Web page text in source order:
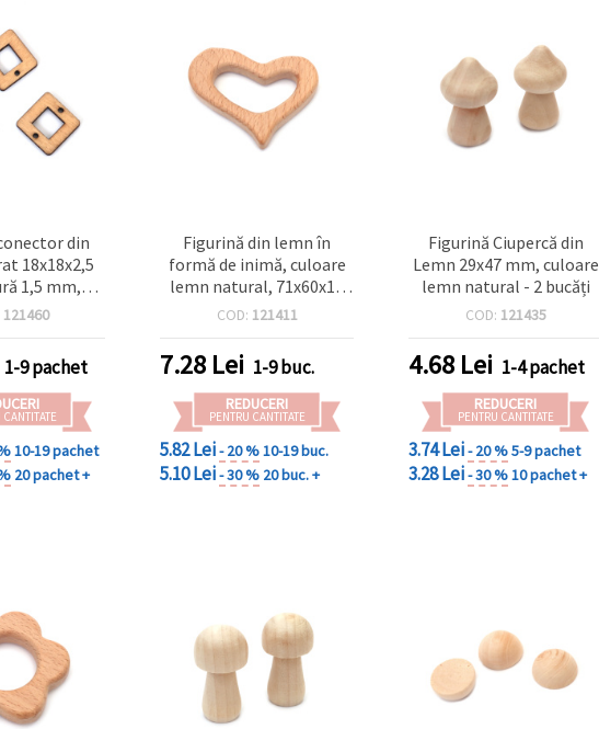
din
18x18x2,5
1,5 mm,
natural – 10
121460
1-9 pachet
CANTITATE
10-19 pachet
20 pachet +
Figurină din lemn în
formă de inimă, culoare
lemn natural, 71x60x10
mm
COD: 121411
7.28 Lei 1-9 buc.
REDUCERI
PENTRU CANTITATE
5.82 Lei- 20 %10-19 buc.
5.10 Lei- 30 % 20 buc. +
Figurină Ciupercă din
Lemn 29x47 mm, culoare
lemn natural - 2 bucăți
COD: 121435
4.68 Lei 1-4 pachet
REDUCERI
PENTRU CANTITATE
3.74 Lei- 20 %5-9 pachet
3.28 Lei- 30 %10 pachet +